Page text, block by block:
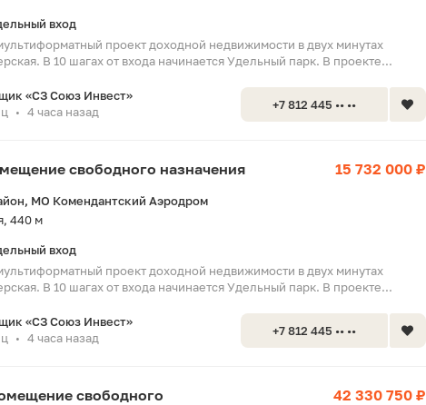
вход
проект доходной недвижимости в двух минутах
В 10 шагах от входа начинается Удельный парк. В проекте...
«СЗ Союз Инвест»
• 4 часа назад +7 812 445 •• ••
свободного назначения 15 732 000 ₽
МО Комендантский Аэродром
440 м
вход
проект доходной недвижимости в двух минутах
В 10 шагах от входа начинается Удельный парк. В проекте...
«СЗ Союз Инвест»
• 4 часа назад +7 812 445 •• ••
свободного
42 330 750 ₽